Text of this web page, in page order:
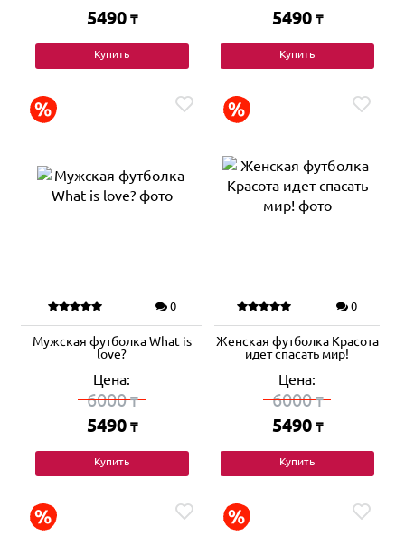
5490 ₸
Купить
5490 ₸
Купить
0
Мужская футболка What is
love?
Цена:
6000₸
5490 ₸
Купить
0
Женская футболка Красота
идет спасать мир!
Цена:
6000₸
5490 ₸
Купить